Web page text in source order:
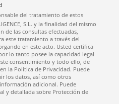
del tratamiento de estos
S.L. y la finalidad del mismo
de las consultas efectuadas,
este tratamiento a través del
en este acto. Usted certifica
lo tanto posee la capacidad legal
consentimiento y todo ello, de
la Política de Privacidad. Puede
los datos, así como otros
adicional. Puede
y detallada sobre Protección de